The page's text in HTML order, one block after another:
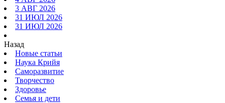
3 АВГ 2026
31 ИЮЛ 2026
31 ИЮЛ 2026
Назад
Новые статьи
Наука Крийя
Саморазвитие
Творчество
Здоровье
Семья и дети